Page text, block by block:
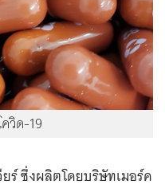
วิด-19
ร์ ซึ่งผลิตโดยบริษัทเมอร์ค